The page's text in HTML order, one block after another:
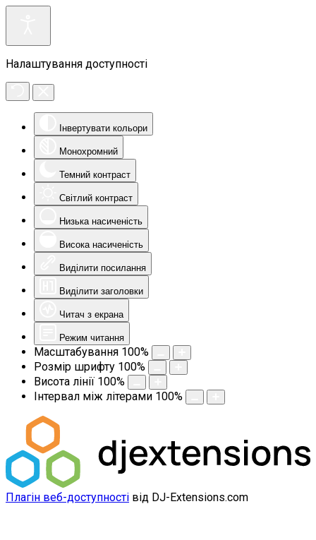
Налаштування доступності
Інвертувати кольори
Монохромний
Темний контраст
Світлий контраст
Низька насиченість
Висока насиченість
Виділити посилання
Виділити заголовки
Читач з екрана
Режим читання
Масштабування 100%
Розмір шрифту 100%
Висота лінії 100%
Інтервал між літерами 100%
Плагін веб-доступності від DJ-Extensions.com